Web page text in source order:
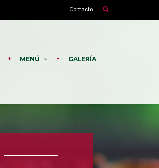
Contacto
MENÚ GALERÍA